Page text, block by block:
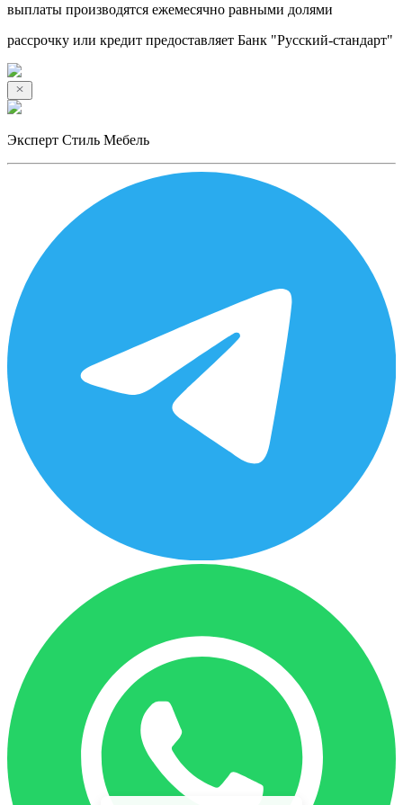
выплаты производятся ежемесячно равными долями
рассрочку или кредит предоставляет Банк "Русский-стандарт"
Эксперт Стиль Мебель